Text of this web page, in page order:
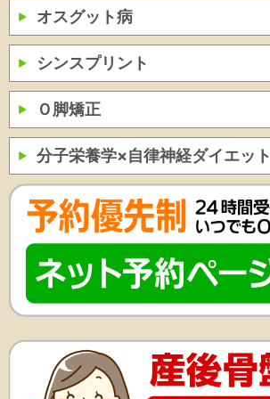
オスグット病
シンスプリント
Ｏ脚矯正
分子栄養学×自律神経ダイエット